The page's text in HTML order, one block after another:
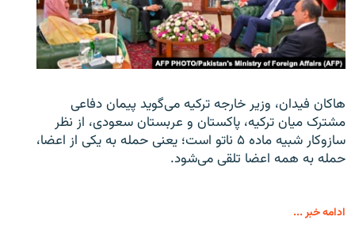
هاکان فیدان، وزیر خارجه ترکیه می‌گوید پیمان دفاعی
مشترک میان ترکیه، پاکستان و عربستان سعودی، از نظر
سازوکار شبیه ماده ۵ ناتو است؛ یعنی حمله به یکی از اعضا،
حمله به همه اعضا تلقی می‌شود.
ادامه خبر ...